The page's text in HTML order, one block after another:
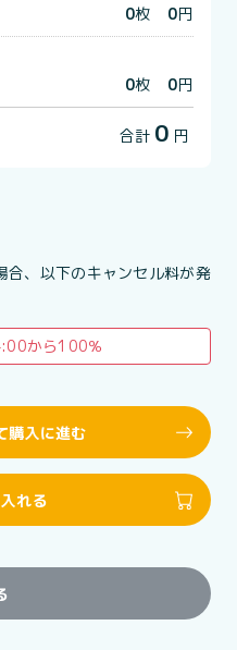
0枚 0円
0枚 0円
合計 0 円
合、以下のキャンセル料が発
から100％
購入に進む
れる